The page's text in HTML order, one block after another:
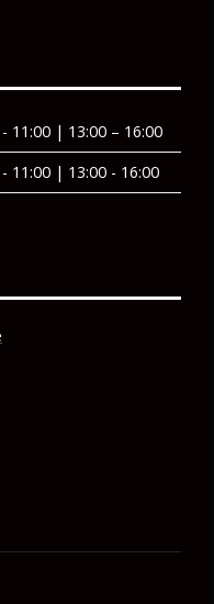
11:00 | 13:00 – 16:00
11:00 | 13:00 - 16:00